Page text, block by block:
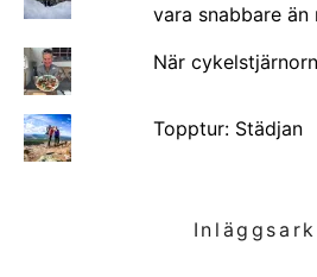
vara snabbare än
När
Topptur: Städjan